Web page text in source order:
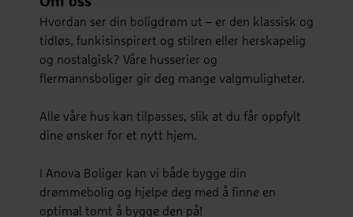
Hvordan ser din boligdrøm ut – er den klassisk og
tidløs, funkisinspirert og stilren eller herskapelig
og nostalgisk? Våre husserier og
flermannsboliger gir deg mange valgmuligheter.
Alle våre hus kan tilpasses, slik at du får oppfylt
dine ønsker for et nytt hjem.
I Anova Boliger kan vi både bygge din
drømmebolig og hjelpe deg med å finne en
optimal tomt å bygge den på!